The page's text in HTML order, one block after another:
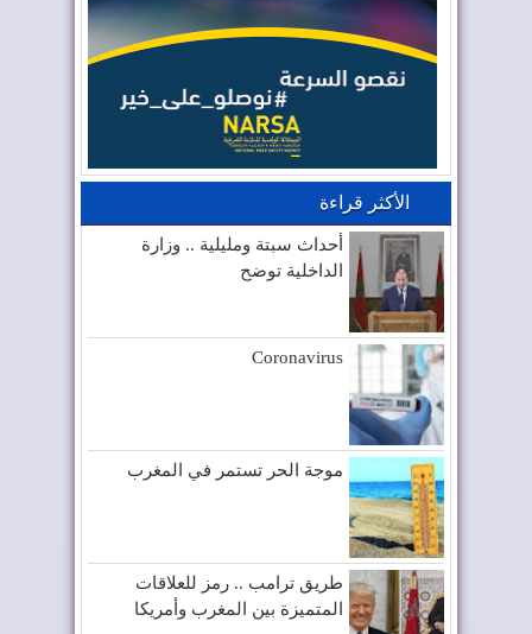
الأكثر قراءة
أحداث سبتة ومليلية .. وزارة
الداخلية توضح
Coronavirus
موجة الحر تستمر في المغرب
طريق ترامب .. رمز للعلاقات
المتميزة بين المغرب وأمريكا